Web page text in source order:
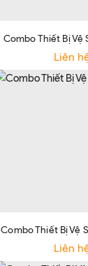
Combo Thiết Bị Vệ
Liên
Combo Thiết Bị Vệ
Liên